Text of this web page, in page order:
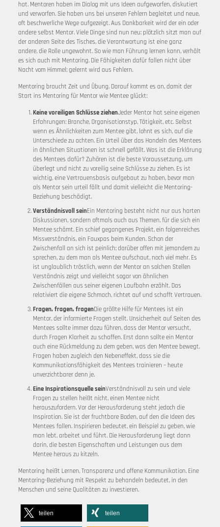
hat. Mentoren haben im Dialog mit uns Ideen aufgeworfen, diskutiert
und verworfen. Sie haben uns bei unseren Fehlern begleitet und neue,
oft beschwerliche Wege aufgezeigt. Aus Dankbarkeit wird der ein oder
andere selbst Mentor. Viele Dinge sind nun neu: plötzlich sitzt man auf
der anderen Seite des Tisches, die Verantwortung ist eine ganz
andere, die Rolle ungewohnt. So wie man Führung lernen kann, verhält
es sich auch mit Mentoring. Die Fähigkeiten dafür fallen nicht über
Nacht vom Himmel; gelernt wird aus Fehlern.
Mentoring braucht Zeit und Übung. Darauf kommt es an, damit der
Start ins Mentoring für Mentor wie Mentee glückt:
Keine voreiligen Schlüsse ziehenJeder Mentor hat seine eigenen
Erfahrungen: Branche, Organisationstyp, Tätigkeit, etc. Selbst
wenn es Ähnlichkeiten zum Mentee gibt, lohnt es sich, auf die
Unterschiede zu achten. Ein Urteil über das Handeln des Mentees
in ähnlichen Situationen ist schnell gefällt. Was ist die Erklärung
des Mentees dafür? Zuhören ist die beste Voraussetzung, um
überlegt und nicht zu voreilig seine Schlüsse zu ziehen. Es ist
wichtig, eine Vertrauensbasis aufgebaut zu haben, bevor man
als Mentor sein urteil fällt und damit vielleicht die Mentoring-
Beziehung beschädigt.
Verständnisvoll seinEin Mentoring besteht nicht nur aus harten
Diskussionen, sondern oftmals auch aus Themen, für die sich ein
Mentee schämt. Ein schief gegangenes Projekt, ein folgenreiches
Missverständnis, ein Fauxpas beim Kunden. Schon der
Zwischenfall an sich ist peinlich; darüber offen mit jemandem zu
sprechen, zu dem man als Mentee aufschaut, noch viel mehr. Es
ist unglaublich tröstlich, wenn der Mentor an solchen Stellen
Verständnis zeigt und vielleicht sogar von ähnlichen
Zwischenfällen aus seiner eigenen Laufbahn erzählt. Das
relativiert die eigene Schmach, richtet auf und schafft Vertrauen.
Fragen, fragen, fragenDie größte Hilfe für Mentees ist ein
Mentor, der informierte Fragen stellt. Unsicherheit auf Seiten des
Mentees sollte immer dazu führen, dass der Mentor versucht,
durch Fragen Klarheit zu schaffen. Erst dann sollte ein Mentor
auch eine Rückmeldung zu dem geben, was den Mentee bewegt.
Fragen haben zugleich den Nebeneffekt, dass sie die
Kommunikationsfähigkeit des Mentees trainieren – heute
unverzichtbarer denn je.
Eine Inspirationsquelle seinVerständnisvoll zu sein und viele
Fragen zu stellen heißt nicht, einen Mentee nicht
herauszufordern. Vor der Herausforderung steht jedoch die
Inspiration. Sie ist der fruchtbare Boden, auf den die Ideen des
Mentees fallen. Inspirieren bedeutet, ein Beispiel zu geben, wie
man lebt, arbeitet und führt. Die Herausforderung liegt dann
darin, die besten Eigenschaften und Leistungen aus dem
Mentee heraus zu kitzeln.
Mentoring heißt Lernen, Transparenz und offene Kommunikation. Eine
Mentoring-Beziehung mit Respekt zu behandeln bedeutet, in den
Menschen und seine Qualitäten zu investieren.
teilen teilen